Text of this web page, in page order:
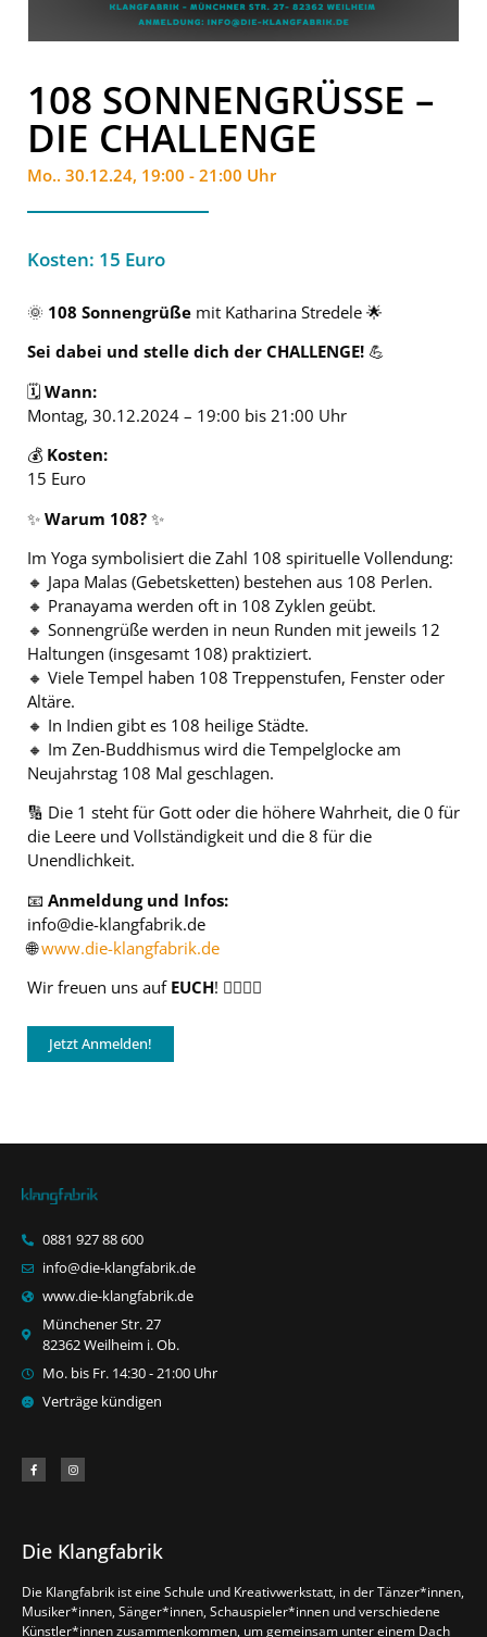
108 SONNENGRÜSSE – D
IE CHALLENGE
Mo.. 30.12.24, 19:00 - 21:00 Uhr
Kosten: 15 Euro
🌞 108 Sonnengrüße mit Katharina Stredele 🌟
Sei dabei und stelle dich der CHALLENGE! 💪
🗓️ Wann:
Montag, 30.12.2024 – 19:00 bis 21:00 Uhr
💰 Kosten:
15 Euro
✨ Warum 108? ✨
Im Yoga symbolisiert die Zahl 108 spirituelle Vollendung:
🔸 Japa Malas (Gebetsketten) bestehen aus 108 Perlen.
🔸 Pranayama werden oft in 108 Zyklen geübt.
🔸 Sonnengrüße werden in neun Runden mit jeweils 12
Haltungen (insgesamt 108) praktiziert.
🔸 Viele Tempel haben 108 Treppenstufen, Fenster oder
Altäre.
🔸 In Indien gibt es 108 heilige Städte.
🔸 Im Zen-Buddhismus wird die Tempelglocke am
Neujahrstag 108 Mal geschlagen.
🔢 Die 1 steht für Gott oder die höhere Wahrheit, die 0 für
die Leere und Vollständigkeit und die 8 für die
Unendlichkeit.
📧 Anmeldung und Infos:
info@die-klangfabrik.de
🌐www.die-klangfabrik.de
Wir freuen uns auf EUCH! 🧘‍♀️🧘‍♂️
Jetzt Anmelden!
0881 927 88 600
info@die-klangfabrik.de
www.die-klangfabrik.de
Münchener Str. 27
82362 Weilheim i. Ob.
Mo. bis Fr. 14:30 - 21:00 Uhr
Verträge kündigen
Die Klangfabrik
Die Klangfabrik ist eine Schule und Kreativwerkstatt, in der Tänzer*innen,
Musiker*innen, Sänger*innen, Schauspieler*innen und verschiedene
Künstler*innen zusammenkommen, um gemeinsam unter einem Dach